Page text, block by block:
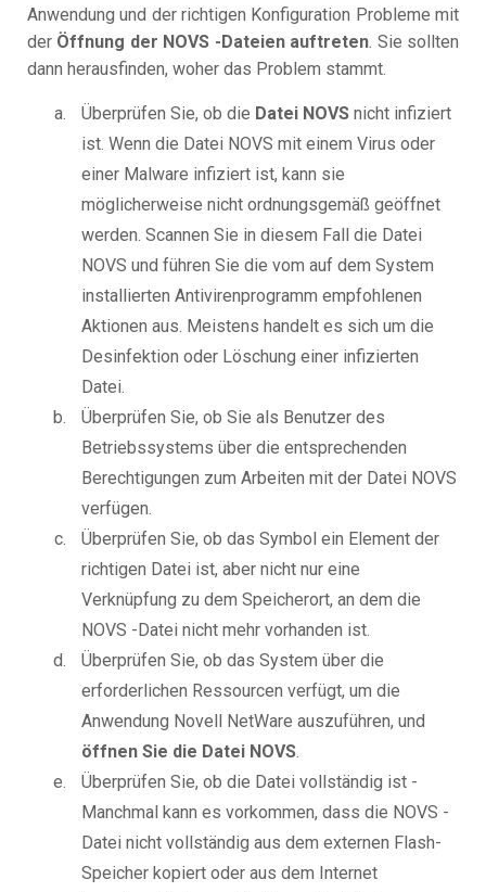
Anwendung und der richtigen Konfiguration Probleme mit
der Öffnung der NOVS -Dateien auftreten. Sie sollten
dann herausfinden, woher das Problem stammt.
Überprüfen Sie, ob die Datei NOVS nicht infiziert
ist. Wenn die Datei NOVS mit einem Virus oder
einer Malware infiziert ist, kann sie
möglicherweise nicht ordnungsgemäß geöffnet
werden. Scannen Sie in diesem Fall die Datei
NOVS und führen Sie die vom auf dem System
installierten Antivirenprogramm empfohlenen
Aktionen aus. Meistens handelt es sich um die
Desinfektion oder Löschung einer infizierten
Datei.
Überprüfen Sie, ob Sie als Benutzer des
Betriebssystems über die entsprechenden
Berechtigungen zum Arbeiten mit der Datei NOVS
verfügen.
Überprüfen Sie, ob das Symbol ein Element der
richtigen Datei ist, aber nicht nur eine
Verknüpfung zu dem Speicherort, an dem die
NOVS -Datei nicht mehr vorhanden ist.
Überprüfen Sie, ob das System über die
erforderlichen Ressourcen verfügt, um die
Anwendung Novell NetWare auszuführen, und
öffnen Sie die Datei NOVS.
Überprüfen Sie, ob die Datei vollständig ist -
Manchmal kann es vorkommen, dass die NOVS -
Datei nicht vollständig aus dem externen Flash-
Speicher kopiert oder aus dem Internet